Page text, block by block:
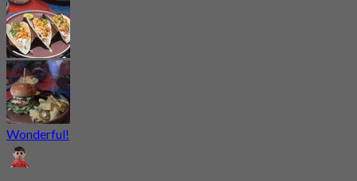
Wonderful!